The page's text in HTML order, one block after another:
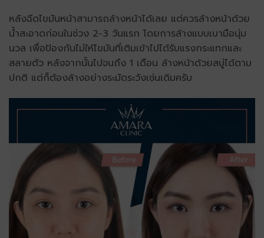
หลังฉีดไขมันหน้าสามารถล้างหน้าได้เลย แต่ควรล้างหน้าด้วย
น้ำสะอาดก่อนในช่วง 2-3 วันแรก โดยการล้างแบบเบามือนุ่ม
นวล เพื่อป้องกันไม่ให้ไขมันที่เติมเข้าไปได้รับแรงกระแทกและ
สลายตัว หลังจากนั้นไปจนถึง 1 เดือน ล้างหน้าด้วยสบู่ได้ตาม
ปกติ แต่ก็ต้องล้างอย่างระมัดระวังเช่นเดิมครับ